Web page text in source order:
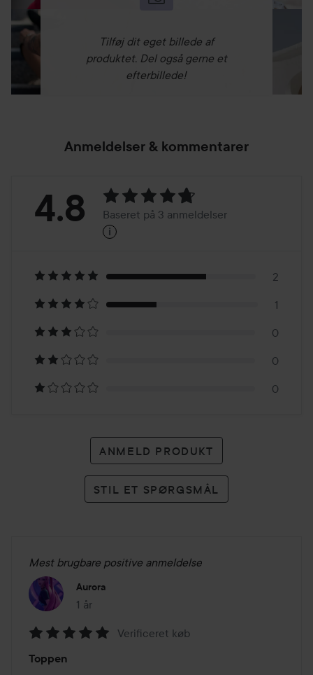
Tilføj dit eget billede af
produktet. Del også gerne et
efterbillede!
Anmeldelser & kommentarer
Bedømmelse:
Baseret
på
3
anmeldelser
4.8 Baseret på 3 anmeldelser
i
2
1
0
0
0
ANMELD PRODUKT
STIL ET SPØRGSMÅL
Mest brugbare positive anmeldelse
Aurora
1 år
Posten blev oprettet 1 år
5
Verificeret køb
Toppen